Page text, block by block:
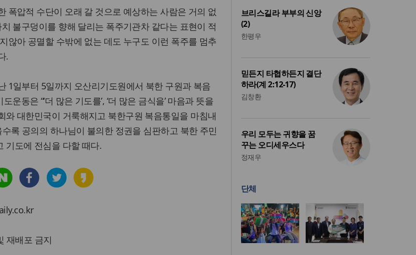
폭압적 수단이 오래 갈 것으로 예상하는 사람은 거의 없
불구덩이를 향해 달리는 폭주기관차 같다는 표현이 적
않아 공멸할 수밖에 없는 데도 누구도 이런 폭주를 멈추
.
1일부터 5일까지 오산리기도원에서 북한 구원과 복음
운동은 “‘더 많은 기도를’, ‘더 많은 금식을’ 마음과 뜻을
와 대한민국이 거룩해지고 북한구원 복음통일을 마침내
록 공의의 하나님이 불의한 정권을 심판하고 북한 주민
기도에 전심을 다할 때다.
재배포 금지
브리스길라 부부의 신앙
(2)
한평우
믿든지 타협하든지 결단
하라(계 2:12-17)
김창환
우리 모두는 귀향을 꿈
꾸는 오디세우스다
정재우
단체